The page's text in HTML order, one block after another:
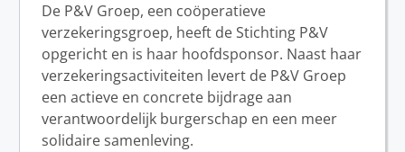
De P&V Groep, een coöperatieve
verzekeringsgroep, heeft de Stichting P&V
opgericht en is haar hoofdsponsor. Naast haar
verzekeringsactiviteiten levert de P&V Groep
een actieve en concrete bijdrage aan
verantwoordelijk burgerschap en een meer
solidaire samenleving.